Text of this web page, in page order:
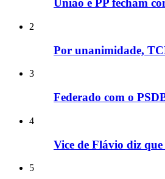
União e PP fecham
2
Por unanimidade,
3
Federado com o
4
Vice de Flávio diz
5